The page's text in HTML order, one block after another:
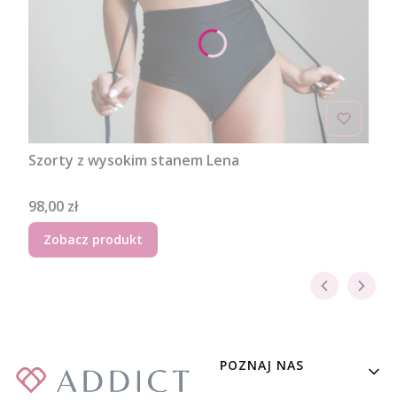
Szorty z wysokim stanem Lena
Cena
98,00 zł
Zobacz produkt
Linki w stopce
POZNAJ NAS